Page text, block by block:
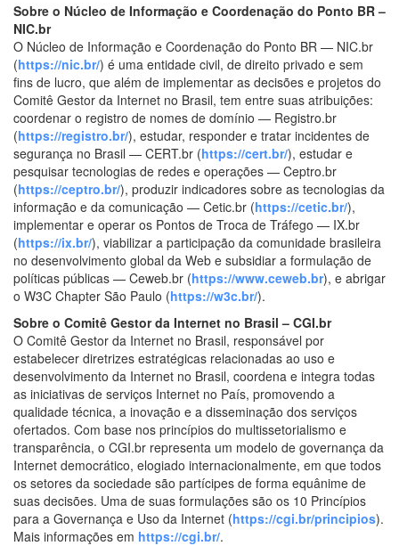
Sobre o Núcleo de Informação e Coordenação do Ponto BR –
NIC.br
O Núcleo de Informação e Coordenação do Ponto BR — NIC.br
(https://nic.br/) é uma entidade civil, de direito privado e sem
fins de lucro, que além de implementar as decisões e projetos do
Comitê Gestor da Internet no Brasil, tem entre suas atribuições:
coordenar o registro de nomes de domínio — Registro.br
(https://registro.br/), estudar, responder e tratar incidentes de
segurança no Brasil — CERT.br (https://cert.br/), estudar e
pesquisar tecnologias de redes e operações — Ceptro.br
(https://ceptro.br/), produzir indicadores sobre as tecnologias da
informação e da comunicação — Cetic.br (https://cetic.br/),
implementar e operar os Pontos de Troca de Tráfego — IX.br
(https://ix.br/), viabilizar a participação da comunidade brasileira
no desenvolvimento global da Web e subsidiar a formulação de
políticas públicas — Ceweb.br (https://www.ceweb.br), e abrigar
o W3C Chapter São Paulo (https://w3c.br/).
Sobre o Comitê Gestor da Internet no Brasil – CGI.br
O Comitê Gestor da Internet no Brasil, responsável por
estabelecer diretrizes estratégicas relacionadas ao uso e
desenvolvimento da Internet no Brasil, coordena e integra todas
as iniciativas de serviços Internet no País, promovendo a
qualidade técnica, a inovação e a disseminação dos serviços
ofertados. Com base nos princípios do multissetorialismo e
transparência, o CGI.br representa um modelo de governança da
Internet democrático, elogiado internacionalmente, em que todos
os setores da sociedade são partícipes de forma equânime de
suas decisões. Uma de suas formulações são os 10 Princípios
para a Governança e Uso da Internet (https://cgi.br/principios).
Mais informações em https://cgi.br/.